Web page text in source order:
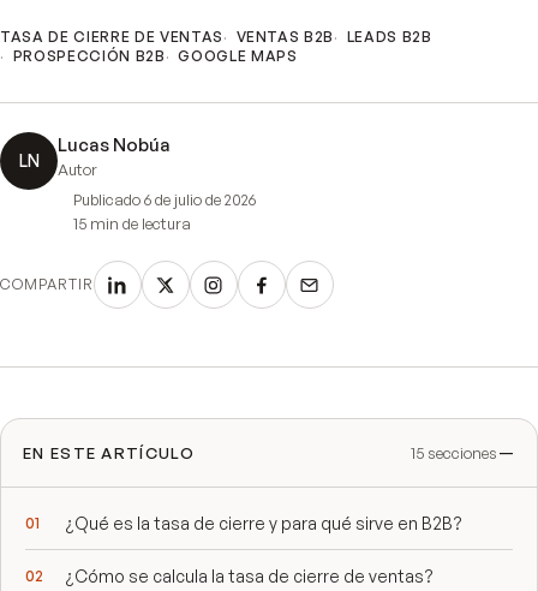
TASA DE CIERRE DE VENTAS VENTAS B2B
LEADS B2B
PROSPECCIÓN B2B
GOOGLE MAPS
LN
Lucas Nobúa
Autor
Publicado6 de julio de 2026
15 min de lectura
COMPARTIR
EN ESTE ARTÍCULO 15 secciones
¿Qué es la tasa de cierre y para qué sirve en B2B?
¿Cómo se calcula la tasa de cierre de ventas?